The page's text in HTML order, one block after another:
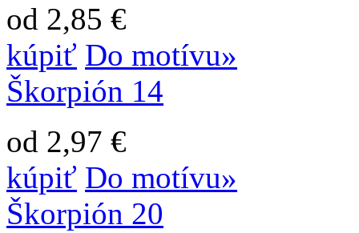
od 2,85 €
kúpiť Do motívu»
Škorpión 14
od 2,97 €
kúpiť Do motívu»
Škorpión 20